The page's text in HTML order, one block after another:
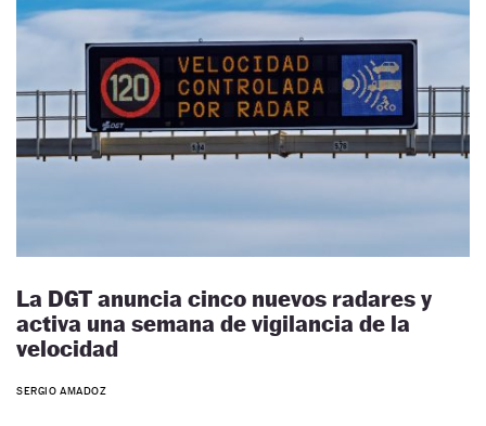
La DGT anuncia cinco nuevos radares y
activa una semana de vigilancia de la
velocidad
SERGIO AMADOZ